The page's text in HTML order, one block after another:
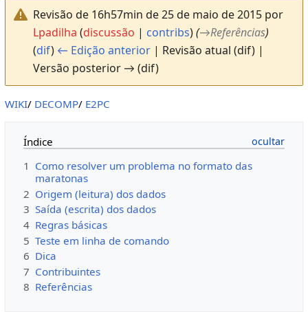
Revisão de 16h57min de 25 de maio de 2015 por
Lpadilha (discussão | contribs)(→Referências)
(dif) ← Edição anterior| Revisão atual (dif) |
Versão posterior → (dif)
WIKI/DECOMP/E2PC
Índice
1 Como resolver um problema no formato das
maratonas
2 Origem (leitura) dos dados
3 Saída (escrita) dos dados
4 Regras básicas
5 Teste em linha de comando
6 Dica
7 Contribuintes
8 Referências